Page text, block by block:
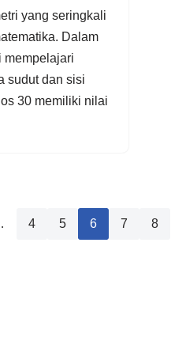
yang seringkali
Dalam
mempelajari
sudut dan sisi
30 memiliki nilai
4 5 6 7 8